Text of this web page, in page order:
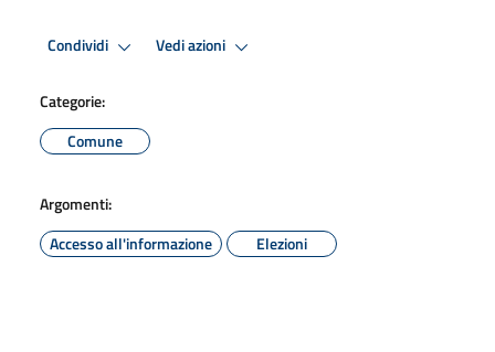
Condividi Vedi azioni
Categorie:
Comune
Argomenti:
Accesso all'informazione
Elezioni